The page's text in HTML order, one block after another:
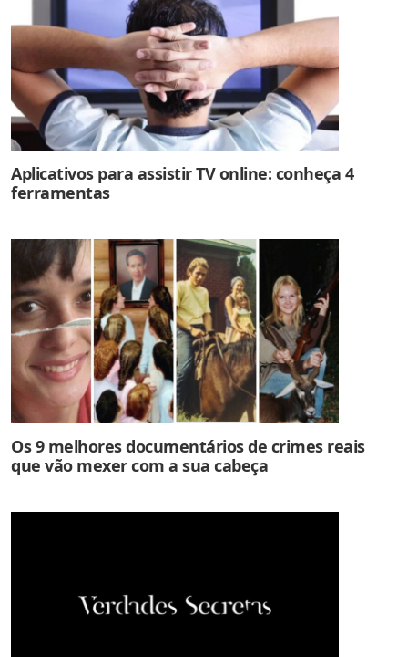
Aplicativos para assistir TV online: conheça 4
ferramentas
Os 9 melhores documentários de crimes reais
que vão mexer com a sua cabeça